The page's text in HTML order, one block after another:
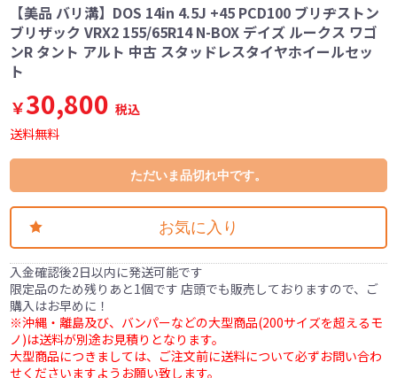
【美品 バリ溝】DOS 14in 4.5J +45 PCD100 ブリヂストン
ブリザック VRX2 155/65R14 N-BOX デイズ ルークス ワゴ
ンR タント アルト 中古 スタッドレスタイヤホイールセッ
ト
￥30,800 税込
送料無料
ただいま品切れ中です。
お気に入り
入金確認後2日以内に発送可能です
限定品のため残りあと1個です 店頭でも販売しておりますので、ご
購入はお早めに！
※沖縄・離島及び、バンパーなどの大型商品(200サイズを超えるモ
ノ)は送料が別途お見積りとなります。
大型商品につきましては、ご注文前に送料について必ずお問い合わ
せくださいますようお願い致します。